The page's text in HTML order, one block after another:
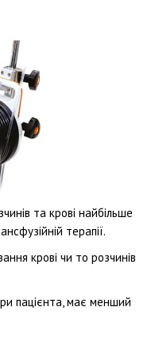
та крові найбільше
терапії.
крові чи то розчинів
пацієнта, має менший